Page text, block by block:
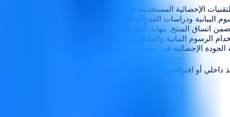
الإحصائية المستخدمة في مراقبة جودة العمليات والتحكم فيها
البيانية ودراسات القدرات للمساعدة في تحديد الاتجاهات
اتساق المنتج. بنهاية الدورة، سيكون المشاركون قادرين على:
الجودة الإحصائية في مبادرات تحسين الجودة ودعم ثقافة اتخاذ
داخلي أو افتراضي أو مخصص